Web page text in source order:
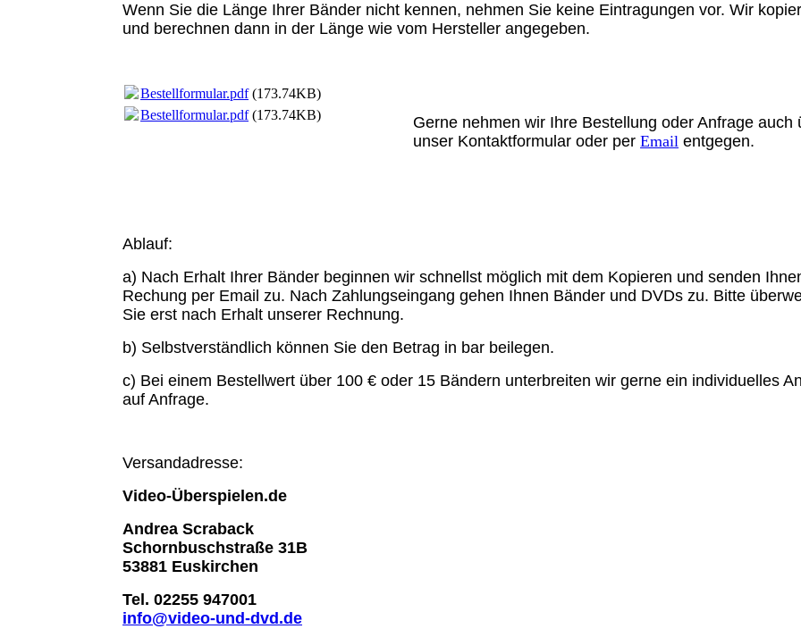
Wenn Sie die Länge Ihrer Bänder nicht kennen, nehmen Sie keine Eintragungen vor. Wir
und berechnen dann in der Länge wie vom Hersteller angegeben.
Bestellformular.pdf(173.74KB)
Bestellformular.pdf(173.74KB)
Gerne nehmen wir Ihre Bestellung oder Anfrage auch
unser Kontaktformular oder perEmail entgegen.
Ablauf:
a) Nach Erhalt Ihrer Bänder beginnen wir schnellst möglich mit dem Kopieren und senden
Rechung per Email zu. Nach Zahlungseingang gehen Ihnen Bänder und DVDs zu. Bitte
Sie erst nach Erhalt unserer Rechnung.
b) Selbstverständlich können Sie den Betrag in bar beilegen.
c) Bei einem Bestellwert über 100 € oder 15 Bändern unterbreiten wir gerne ein individuelles
auf Anfrage.
Versandadresse:
Video-Überspielen.de
Andrea Scraback
Schornbuschstraße 31B
53881 Euskirchen
Tel. 02255 947001
info@video-und-dvd.de